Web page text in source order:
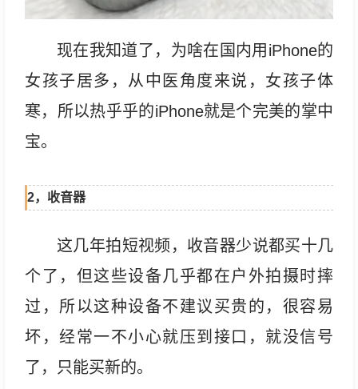
现在我知道了，为啥在国内用iPhone的
女孩子居多，从中医角度来说，女孩子体
寒，所以热乎乎的iPhone就是个完美的掌中
宝。
2，收音器
这几年拍短视频，收音器少说都买十几
个了，但这些设备几乎都在户外拍摄时摔
过，所以这种设备不建议买贵的，很容易
坏，经常一不小心就压到接口，就没信号
了，只能买新的。